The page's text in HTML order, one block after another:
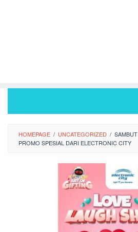
HOMEPAGE / UNCATEGORIZED /
PROMO SPESIAL DARI ELECTRONIC CITY